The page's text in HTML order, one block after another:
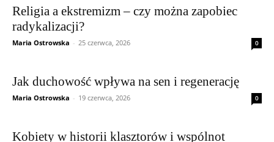
Religia a ekstremizm – czy można zapobiec
radykalizacji?
Maria Ostrowska - 25 czerwca, 2026 0
Jak duchowość wpływa na sen i regenerację
Maria Ostrowska - 19 czerwca, 2026 0
Kobiety w historii klasztorów i wspólnot